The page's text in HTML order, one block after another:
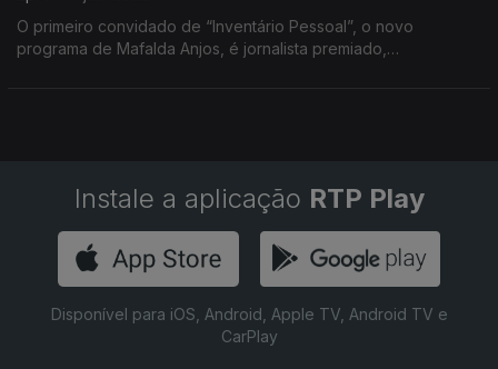
O primeiro convidado de “Inventário Pessoal”, o novo
programa de Mafalda Anjos, é jornalista premiado,
Instale a aplicação RTP Play
Disponível para iOS, Android, Apple TV, Android TV e
CarPlay